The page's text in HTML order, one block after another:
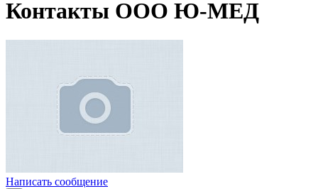
Контакты ООО Ю-МЕД
Написать сообщение